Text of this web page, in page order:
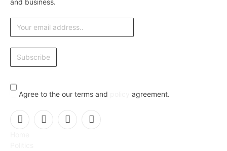
Agree to the our terms and agreement.
Facebook
X
InstagramPinterest